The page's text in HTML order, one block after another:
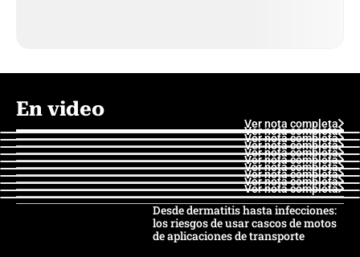
En video
Ver nota completa
Ver nota completa
Ver nota completa
Ver nota completa
Ver nota completa
Ver nota completa
Ver nota completa
Ver nota completa
Ver nota completa
Ver nota completa
Desde dermatitis hasta infecciones:
los riesgos de usar cascos de motos
de aplicaciones de transporte